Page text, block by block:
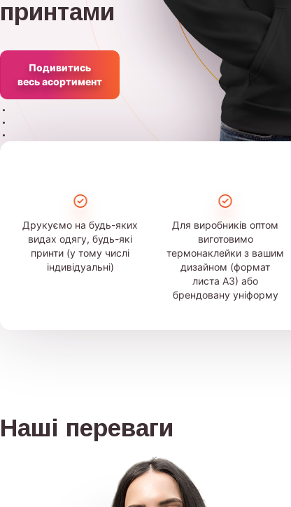
принтами
Подивитись
весь асортимент
Друкуємо на будь-яких
видах одягу, будь-які
принти (у тому числі
індивідуальні)
Для виробників оптом
виготовимо
термонаклейки з вашим
дизайном (формат
листа А3) або
брендовану уніформу
Наші переваги